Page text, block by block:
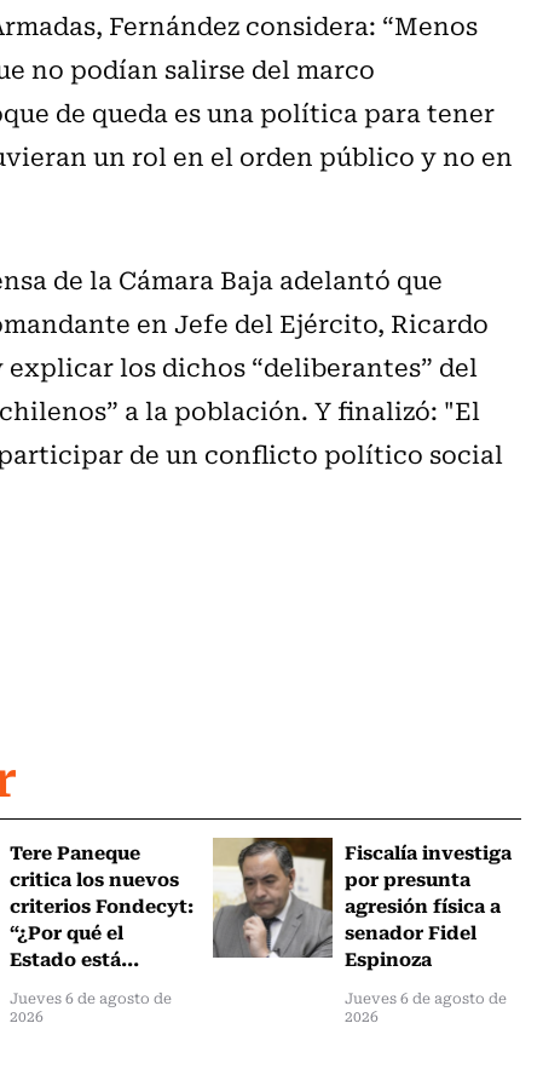
Fernández considera: “Menos
no podían salirse del marco
de queda es una política para tener
un rol en el orden público y no en
de la Cámara Baja adelantó que
en Jefe del Ejército, Ricardo
los dichos “deliberantes” del
a la población. Y finalizó: "El
participar de un conflicto político social
Tere Paneque
critica los nuevos
criterios Fondecyt:
“¿Por qué el
Estado está...
Jueves 6 de agosto de
2026
Fiscalía investiga
por presunta
agresión física a
senador Fidel
Espinoza
Jueves 6 de agosto de
2026